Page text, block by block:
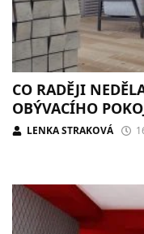
CO RADĚJI
OBÝVACÍHO
LENKA STRAKOVÁ